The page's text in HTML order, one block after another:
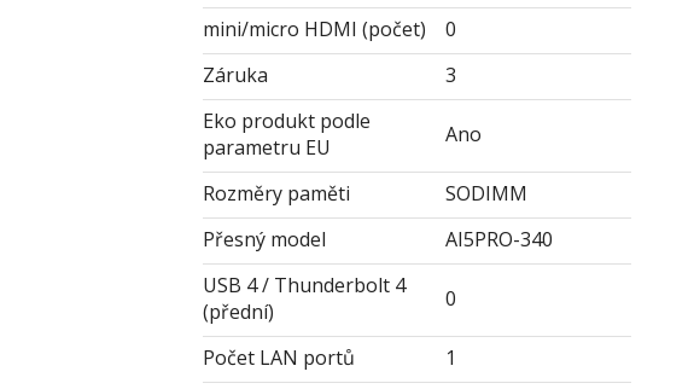
mini/micro HDMI (počet)
0
Záruka
3
Eko produkt podle
parametru EU
Ano
Rozměry paměti
SODIMM
Přesný model
AI5PRO-340
USB 4 / Thunderbolt 4
(přední)
0
Počet LAN portů 1